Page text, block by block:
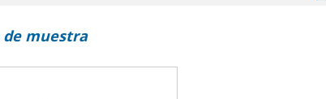
de muestra